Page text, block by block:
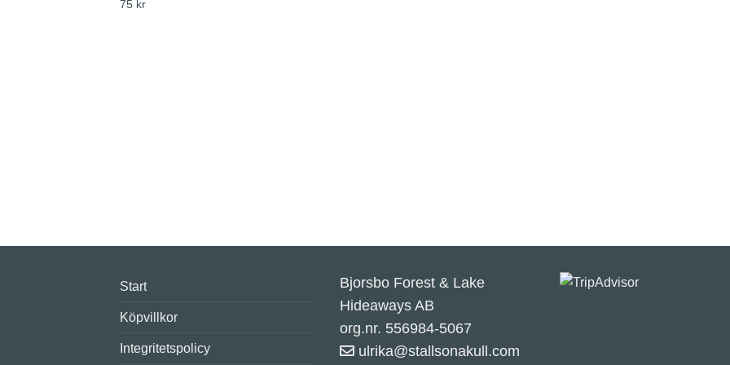
75 kr
Start
Köpvillkor
Integritetspolicy
Bjorsbo Forest & Lake
Hideaways AB
org.nr. 556984-5067
ulrika@stallsonakull.com